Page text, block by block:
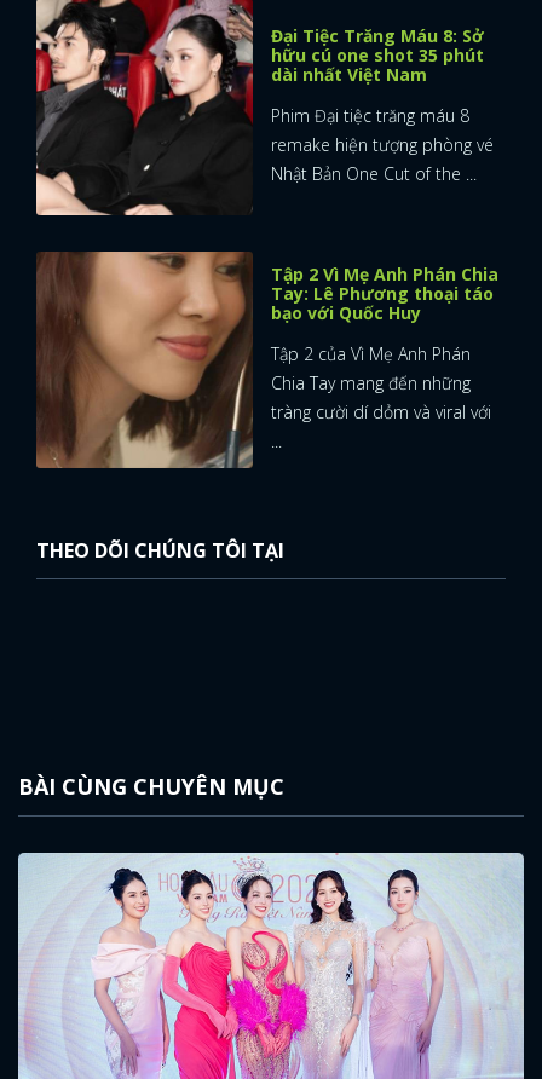
Đại Tiệc Trăng Máu 8: Sở
hữu cú one shot 35 phút
dài nhất Việt Nam
Phim Đại tiệc trăng máu 8
remake hiện tượng phòng vé
Nhật Bản One Cut of the ...
Tập 2 Vì Mẹ Anh Phán Chia
Tay: Lê Phương thoại táo
bạo với Quốc Huy
Tập 2 của Vì Mẹ Anh Phán
Chia Tay mang đến những
tràng cười dí dỏm và viral với
THEO DÕI CHÚNG TÔI TẠI
BÀI CÙNG CHUYÊN MỤC